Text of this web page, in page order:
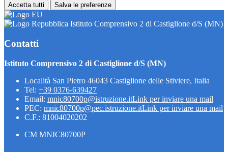
Accetta tutti Salva le preferenze
Istituto Comprensivo 2 di Castiglione d/S (MN)
Contatti
Istituto Comprensivo 2 di Castiglione d/S (MN)
Località San Pietro 46043 Castiglione delle Stiviere, Italia
Tel: +39 0376-639427
Email: mnic80700p@istruzione.itLink per inviare una mail
PEC: mnic80700p@pec.istruzione.itLink per inviare una mail
C.F.: 81004020202
CM MNIC80700P